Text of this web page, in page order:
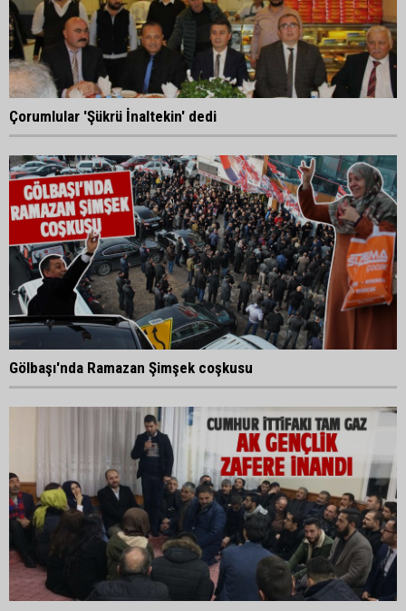
Çorumlular 'Şükrü İnaltekin' dedi
Gölbaşı'nda Ramazan Şimşek coşkusu